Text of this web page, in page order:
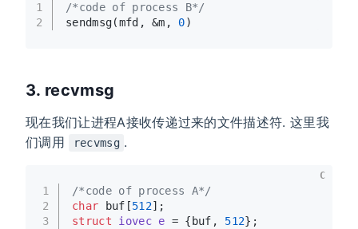
1
2
/*code of process B*/
sendmsg(mfd, &m, 0)
3. recvmsg
现在我们让进程A接收传递过来的文件描述符. 这里我
们调用
recvmsg .
1
2
3
/*code of process A*/
char buf[512];
struct
iovec e = {buf, 512};
C